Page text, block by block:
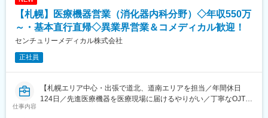
※一部、新たに配置薬を置いていただくお客様への訪問がありま
す。
└配置薬は無料でおけるので、お客様も抵抗なく置いてくれる製
を身につけます。
・入社2週間～1カ月 ： 先輩社員に同行し、仕事の流れを学びま
【札幌】医療機器営業（消化器内科分野）◇年収550万
～・基本直行直帰◇異業界営業＆コメディカル歓迎！
センチュリーメディカル株式会社
正社員
仕事内容
【札幌エリア中心・出張で道北、道南エリアを担当／年間休日
124日／先進医療機器を医療現場に届けるやりがい／丁寧なOJT研